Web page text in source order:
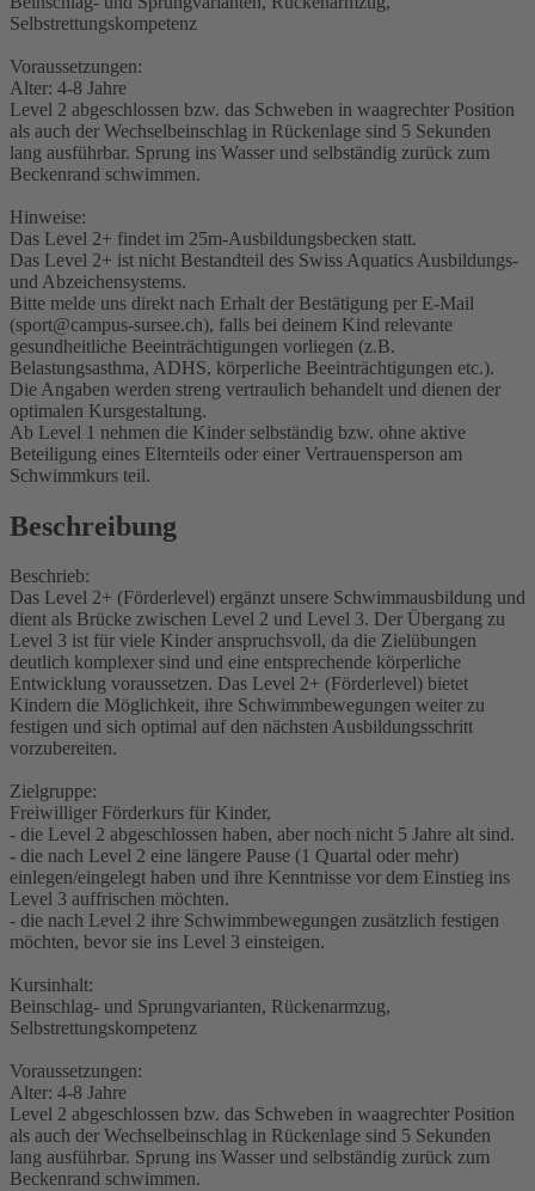
Selbstrettungskompetenz
Voraussetzungen:
Alter: 4-8 Jahre
Level 2 abgeschlossen bzw. das Schweben in waagrechter Position
als auch der Wechselbeinschlag in Rückenlage sind 5 Sekunden
lang ausführbar. Sprung ins Wasser und selbständig zurück zum
Beckenrand schwimmen.
Hinweise:
Das Level 2+ findet im 25m-Ausbildungsbecken statt.
Das Level 2+ ist nicht Bestandteil des Swiss Aquatics Ausbildungs-
und Abzeichensystems.
Bitte melde uns direkt nach Erhalt der Bestätigung per E-Mail
(sport@campus-sursee.ch), falls bei deinem Kind relevante
gesundheitliche Beeinträchtigungen vorliegen (z.B.
Belastungsasthma, ADHS, körperliche Beeinträchtigungen etc.).
Die Angaben werden streng vertraulich behandelt und dienen der
optimalen Kursgestaltung.
Ab Level 1 nehmen die Kinder selbständig bzw. ohne aktive
Beteiligung eines Elternteils oder einer Vertrauensperson am
Schwimmkurs teil.
Beschreibung
Beschrieb:
Das Level 2+ (Förderlevel) ergänzt unsere Schwimmausbildung und
dient als Brücke zwischen Level 2 und Level 3. Der Übergang zu
Level 3 ist für viele Kinder anspruchsvoll, da die Zielübungen
deutlich komplexer sind und eine entsprechende körperliche
Entwicklung voraussetzen. Das Level 2+ (Förderlevel) bietet
Kindern die Möglichkeit, ihre Schwimmbewegungen weiter zu
festigen und sich optimal auf den nächsten Ausbildungsschritt
vorzubereiten.
Zielgruppe:
Freiwilliger Förderkurs für Kinder,
- die Level 2 abgeschlossen haben, aber noch nicht 5 Jahre alt sind.
- die nach Level 2 eine längere Pause (1 Quartal oder mehr)
einlegen/eingelegt haben und ihre Kenntnisse vor dem Einstieg ins
Level 3 auffrischen möchten.
- die nach Level 2 ihre Schwimmbewegungen zusätzlich festigen
möchten, bevor sie ins Level 3 einsteigen.
Kursinhalt:
Beinschlag- und Sprungvarianten, Rückenarmzug,
Selbstrettungskompetenz
Voraussetzungen:
Alter: 4-8 Jahre
Level 2 abgeschlossen bzw. das Schweben in waagrechter Position
als auch der Wechselbeinschlag in Rückenlage sind 5 Sekunden
lang ausführbar. Sprung ins Wasser und selbständig zurück zum
Beckenrand schwimmen.